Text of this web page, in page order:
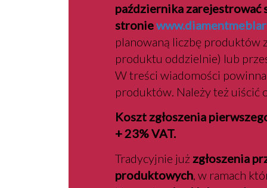
października zarejestrować
stronie
planowaną liczbę produktów
produktu oddzielnie) lub
W treści wiadomości
produktów. Należy też uiścić
Koszt zgłoszenia
+ 23% VAT.
Tradycyjnie jużzgłoszenia
produktowych, w ramach